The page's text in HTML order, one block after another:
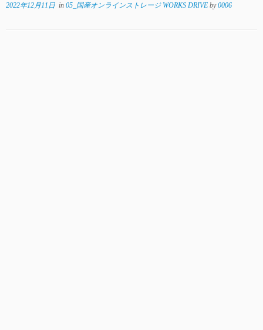
2022年12月11日 in 05_国産オンラインストレージ WORKS DRIVE by0006